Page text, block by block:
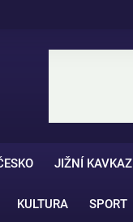
JIŽNÍ KAVKAZ
KULTURA SPORT